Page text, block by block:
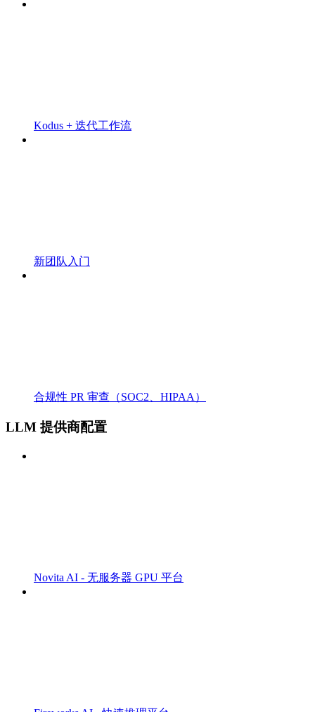
Kodus + 迭代工作流
新团队入门
合规性 PR 审查（SOC2、HIPAA）
LLM 提供商配置
Novita AI - 无服务器 GPU 平台